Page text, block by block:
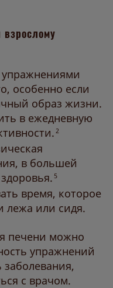
особенно если
образ жизни.
в ежедневную
2
в большей
5
время, которое
лежа или сидя.
печени можно
упражнений
заболевания,
с врачом.